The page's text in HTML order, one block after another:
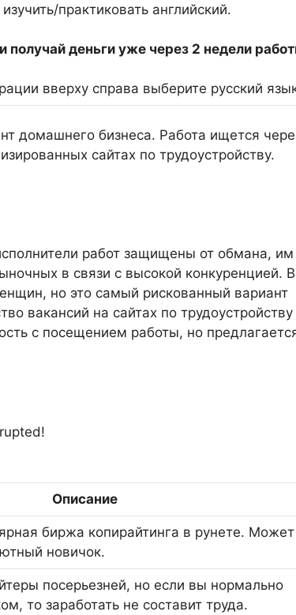
практиковать английский.
получай деньги уже через 2 недели
вверху справа выберите русский
домашнего бизнеса. Работа ищется
сайтах по трудоустройству.
работ защищены от обмана, им
в связи с высокой конкуренцией. В
но это самый рискованный вариант
вакансий на сайтах по трудоустройству
с посещением работы, но
Описание
биржа копирайтинга в рунете. Может
новичок.
посерьезней, но если вы нормально
то заработать не составит труда.